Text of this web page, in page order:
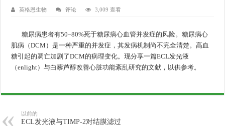
英格恩生物 评论 3,009 查看
糖尿病患者有50–80%死于糖尿病心血管并发症的风险。糖尿病心
肌病（DCM）是一种严重的并发症，其发病机制尚不完全清楚。高血
糖引起的凋亡加剧了DCM的病理变化。现分享一篇ECL发光液
（enlight）与白藜芦醇改善心脏功能紊乱研究的文献，以供参考。
以前的
ECL发光液与TIMP-2对结膜滤过